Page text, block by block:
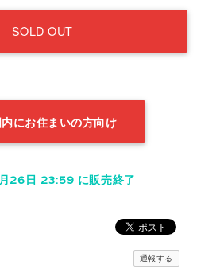
SOLD OUT
にお住まいの方向け
26日 23:59 に販売終了
通報する